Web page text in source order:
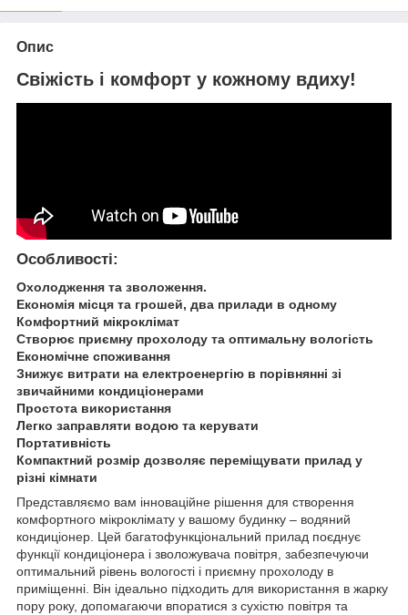
Опис
Свіжість і комфорт у кожному вдиху!
Особливості:
Охолодження та зволоження.
Економія місця та грошей, два прилади в одному
Комфортний мікроклімат
Створює приємну прохолоду та оптимальну вологість
Економічне споживання
Знижує витрати на електроенергію в порівнянні зі
звичайними кондиціонерами
Простота використання
Легко заправляти водою та керувати
Портативність
Компактний розмір дозволяє переміщувати прилад у
різні кімнати
Представляємо вам інноваційне рішення для створення
комфортного мікроклімату у вашому будинку – водяний
кондиціонер. Цей багатофункціональний прилад поєднує
функції кондиціонера і зволожувача повітря, забезпечуючи
оптимальний рівень вологості і приємну прохолоду в
приміщенні. Він ідеально підходить для використання в жарку
пору року, допомагаючи впоратися з сухістю повітря та